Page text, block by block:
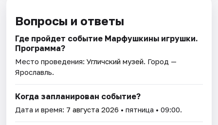
Вопросы и ответы
Где пройдет событие Марфушкины игрушки.
Программа?
Место проведения:Угличский музей. Город —
Ярославль.
Когда запланирован событие?
Дата и время: 7 августа 2026 • пятница • 09:00.